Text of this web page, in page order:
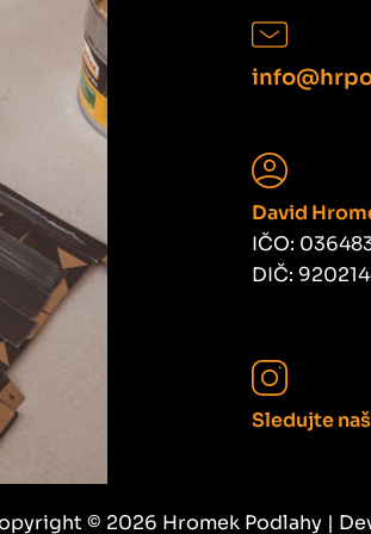
David
IČO:
DIČ:
Sledujte
© 2026 Hromek Podlahy |